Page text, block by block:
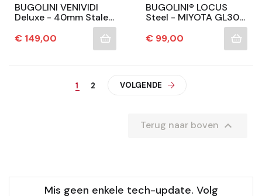
BUGOLINI VENIVIDI
Deluxe - 40mm Stalen
Automatische Horloge
– SEAGULL
Automatische
Prijs
€ 149,00
BUGOLINI® LOCUS
Steel - MIYOTA GL30
QUARTZ HORLOGE
Voor Mannen - Luxe
Uurwerk - Zilver
Prijs
€ 99,00
1 2 VOLGENDE
Terug naar boven 
Mis geen enkele tech-update. Volg